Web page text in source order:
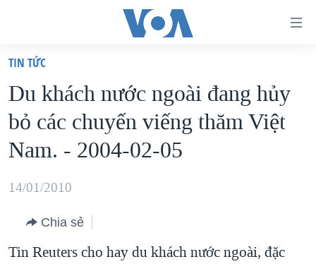
truy
cập
Tới
nội
chính
hướng
VIỆT NAM
HOA KỲ
BIỂN ĐÔNG
THẾ GIỚI
DIỄN ĐÀN
MỤC
TIN TỨC
Du khách nước ngoài đang hủy
bỏ các chuyến viếng thăm Việt
Nam. - 2004-02-05
14/01/2010
Chia sẻ
Tin Reuters cho hay du khách nước ngoài, đặc